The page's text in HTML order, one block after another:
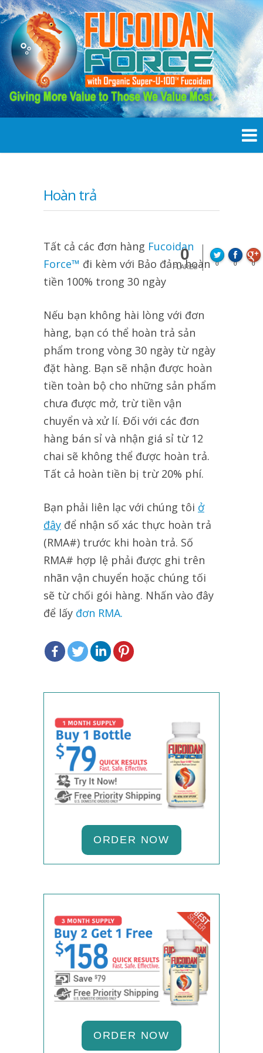
Hoàn trả
0
FLARES 0 0 0
Tất cả các đơn hàng Fucoidan
Force™ đi kèm với Bảo đảm hoàn
tiền 100% trong 30 ngày
Nếu bạn không hài lòng với đơn
hàng, bạn có thể hoàn trả sản
phẩm trong vòng 30 ngày từ ngày
đặt hàng. Bạn sẽ nhận được hoàn
tiền toàn bộ cho những sản phẩm
chưa được mở, trừ tiền vận
chuyển và xử lí. Đối với các đơn
hàng bán sỉ và nhận giá sỉ từ 12
chai sẽ không thể được hoàn trả.
Tất cả hoàn tiền bị trừ 20% phí.
Bạn phải liên lạc với chúng tôi ở
đây để nhận số xác thực hoàn trả
(RMA#) trước khi hoàn trả. Số
RMA# hợp lệ phải được ghi trên
nhãn vận chuyển hoặc chúng tối
sẽ từ chối gói hàng. Nhấn vào đây
để lấy đơn RMA.